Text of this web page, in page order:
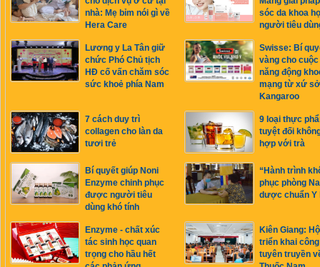
nhà: Mẹ bỉm nói gì về
Hera Care
sóc da khoa
người tiêu
Lương y La Tân giữ
chức Phó Chủ tịch
HĐ cố vấn chăm sóc
sức khoẻ phía Nam
Swisse: Bí
vàng cho
năng động
mạng từ xứ sở
Kangaroo
7 cách duy trì
collagen cho làn da
tươi trẻ
9 loại thực
tuyệt đối
hợp với trà
Bí quyết giúp Noni
Enzyme chinh phục
được người tiêu
dùng khó tính
“Hành trình
phục phòng
dược chuẩn Y
Enzyme - chất xúc
tác sinh học quan
trọng cho hầu hết
Kiên Giang:
triển khai
tuyên truyền